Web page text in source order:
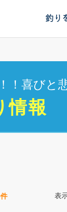
釣り
喜びと
情報
表